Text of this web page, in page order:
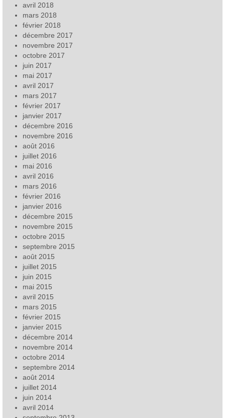
avril 2018
mars 2018
février 2018
décembre 2017
novembre 2017
octobre 2017
juin 2017
mai 2017
avril 2017
mars 2017
février 2017
janvier 2017
décembre 2016
novembre 2016
août 2016
juillet 2016
mai 2016
avril 2016
mars 2016
février 2016
janvier 2016
décembre 2015
novembre 2015
octobre 2015
septembre 2015
août 2015
juillet 2015
juin 2015
mai 2015
avril 2015
mars 2015
février 2015
janvier 2015
décembre 2014
novembre 2014
octobre 2014
septembre 2014
août 2014
juillet 2014
juin 2014
avril 2014